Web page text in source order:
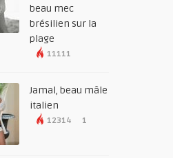
beau mec
brésilien sur la
plage
11111
Jamal, beau mâle
italien
12314 1